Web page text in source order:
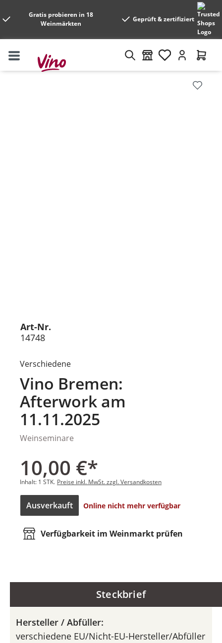
Gratis probieren in 18
Weinmärkten
Geprüft & zertifiziert
Art-Nr.
14748
Verschiedene
Vino Bremen:
Afterwork am
11.11.2025
Weinseminare
10,00 €*
Inhalt: 1 STK. Preise inkl. MwSt. zzgl. Versandkosten
Ausverkauft Online nicht mehr verfügbar
Verfügbarkeit im Weinmarkt prüfen
Steckbrief
Hersteller / Abfüller:
verschiedene EU/Nicht-EU-Hersteller/Abfüller